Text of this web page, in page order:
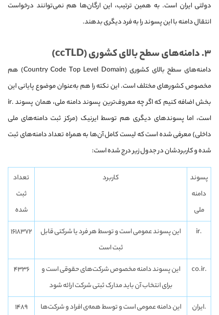
دولتی ایران است. به همین ترتیب، این ارگان‌ها هم نمی‌توانند درخواست
انتقال دامنه با این پسوند را به فرد دیگری بدهند.
۳. دامنه‌های سطح بالای کشوری (ccTLD)
دامنه‌های سطح بالای کشوری (Country Code Top Level Domain) هم
مخصوص کشورهای مختلف است. این نکته را هم به‌عنوان موضوع پایانی این
بخش اضافه کنیم که اگر چه معروف‌ترین پسوند دامنه ملی، همان پسوند .ir
است، اما پسوندهای دیگری هم توسط ایرنیک (مرکز ثبت دامنه‌های ملی
داخلی) معرفی شده است که لیست کامل آن‌ها به همراه تعداد دامنه‌های ثبت
شده‌ و کاربردشان در جدول زیر درج شده است:
پسوند
دامنه
ملی
کاربرد
تعداد
ثبت
شده
.ir
این پسوند عمومی است و توسط هر فرد یا شرکتی قابل
ثبت است
۱۶۱۸۳۷۲
.co.ir
این پسوند دامنه مخصوص شرکت‌های حقوقی است و
برای انتخاب آن باید مدارک ثبتی شرکت ارائه شود
۴۳۳۶
.ایران
این دامنه عمومی است و توسط همه‌ی افراد و شرکت‌ها
۱۴۸۹